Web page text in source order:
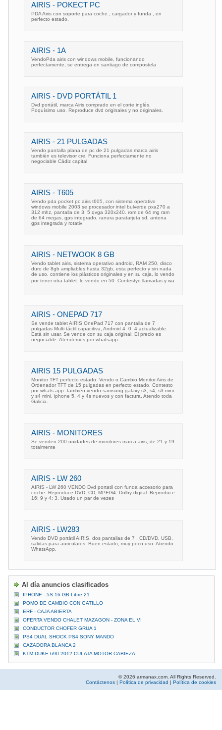
AIRIS - POKECT PC
PDA Airis con soporte para coche , cargador y funda , en
perfecto estado.
AIRIS - 1A
VendoPda airis con windows mobile, funcionando
perfectamente, se entrega en santiago de compostela
AIRIS - DVD PORTÁTIL 1
Dvd portátil, marca Airis comprado en el corte inglés.
Poquísimo uso. Reproduce dvd originales y no originales.
AIRIS - 21 PULGADAS
Vendo pantalla plana de pc de 21 pulgadas marca airis
también es televisor cre. Funciona perfectamente no
negociable Cádiz capital
AIRIS - T605
Vendo pda pocket pc airis t605, con sistema operativo
windows mobile 2003 se procesador intel bulverde pxa270 a
312 mhz, pantalla de 3, 5 qvga 320x240. rom de 64 mg ram
de 64 megas, gps integrado, ranura paratarjeta sd, antena
gps integrada y rotativ
AIRIS - NETWOOK 8 GB
Vendo tablet airis, sistema operativo android, RAM 250, disco
duro de 8gb ampliables hasta 32gb, esta perfecto y sin nada
de uso, contiene los plásticos originales y en su caja, lo vendo
por tener otra tablet. lo vendo en 50. Contestyo llamadas y wa
AIRIS - ONEPAD 717
Se vende tablet AIRIS OnePad 717 con pantalla de 7
pulgadas Multi táctil capacitiva, Android 4. 0. 4 actualizable.
Está sin usar. Se vende con su caja original. El precio es
negociable. Atendemos por whatsapp.
AIRIS 15 PULGADAS
Monitor TFT perfecto estado. Vendo o Cambio Monitor Airis de
Ordenador TFT de 15 pulgadas en perfecto estado. Contesto
por whats app. también vendo samsung galaxy s3, s4, s3 mini
y s4 mini. iphone 5, 4 y 4s nuevos y con factura. Atendo toda
Galicia.
AIRIS - MONITORES
Se venden 200 unidades de monitores marca airis, de 21 y 19
totalmente
AIRIS - LW 260
AIRIS - LW 260 VENDO Dvd portatil con funda accesorio para
coche. Reproduce DVD, CD, MPEG4. Dolby digital. Reproduce
16: 9 y 4: 3. Usado un par de vezes
AIRIS - LW283
Vendo DVD portátil AIRIS, dos pantallas de 7 , CD/DVD, USB,
salidas para auriculares. Buen estado, muy poco uso. Atiendo
WhatsApp.
Al día anuncios clasificados
IPHONE - 5S 16 GB Libre 21
POMO DE CAMBIO CON GATILLO
ERF - CAJA ABIERTA
OFERTA VENDO CHALET MAZAGON - ZONA EL VI
CONDUCTOR CHOFER GRUA 1
PS4 DUAL SHOCK PS4 SONY MANDO
CAZADORA BLANCA 2
KTM DUKE 690 2012 CULATA MOTOR CABIEZA
© 2026 armanax.com. All Rights Reserved.
Contáctenos | Política de privacidad | Política de cookies